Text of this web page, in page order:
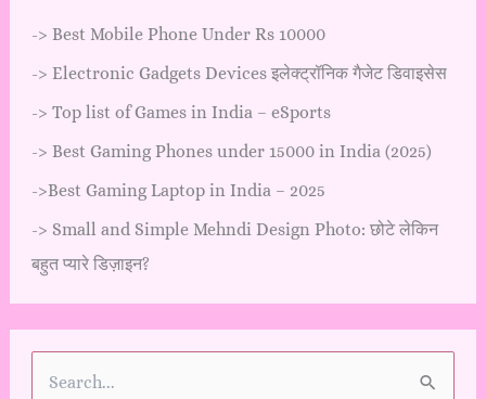
-> Best Mobile Phone Under Rs 10000
-> Electronic Gadgets Devices इलेक्ट्रॉनिक गैजेट डिवाइसेस
-> Top list of Games in India – eSports
-> Best Gaming Phones under 15000 in India (2025)
->Best Gaming Laptop in India – 2025
-> Small and Simple Mehndi Design Photo: छोटे लेकिन
बहुत प्यारे डिज़ाइन?